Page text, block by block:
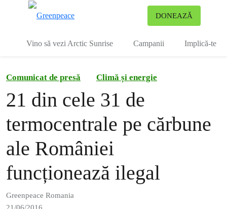
DONEAZĂ
Vino să vezi Arctic Sunrise Campanii Implică-te
Comunicat de presă Climă și energie
21 din cele 31 de
termocentrale pe cărbune
ale României
funcționează ilegal
Greenpeace Romania